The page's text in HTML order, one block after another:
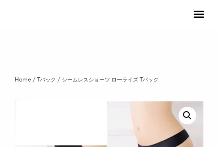
Home /Tバック / シームレスショーツ ローライズ Tバック